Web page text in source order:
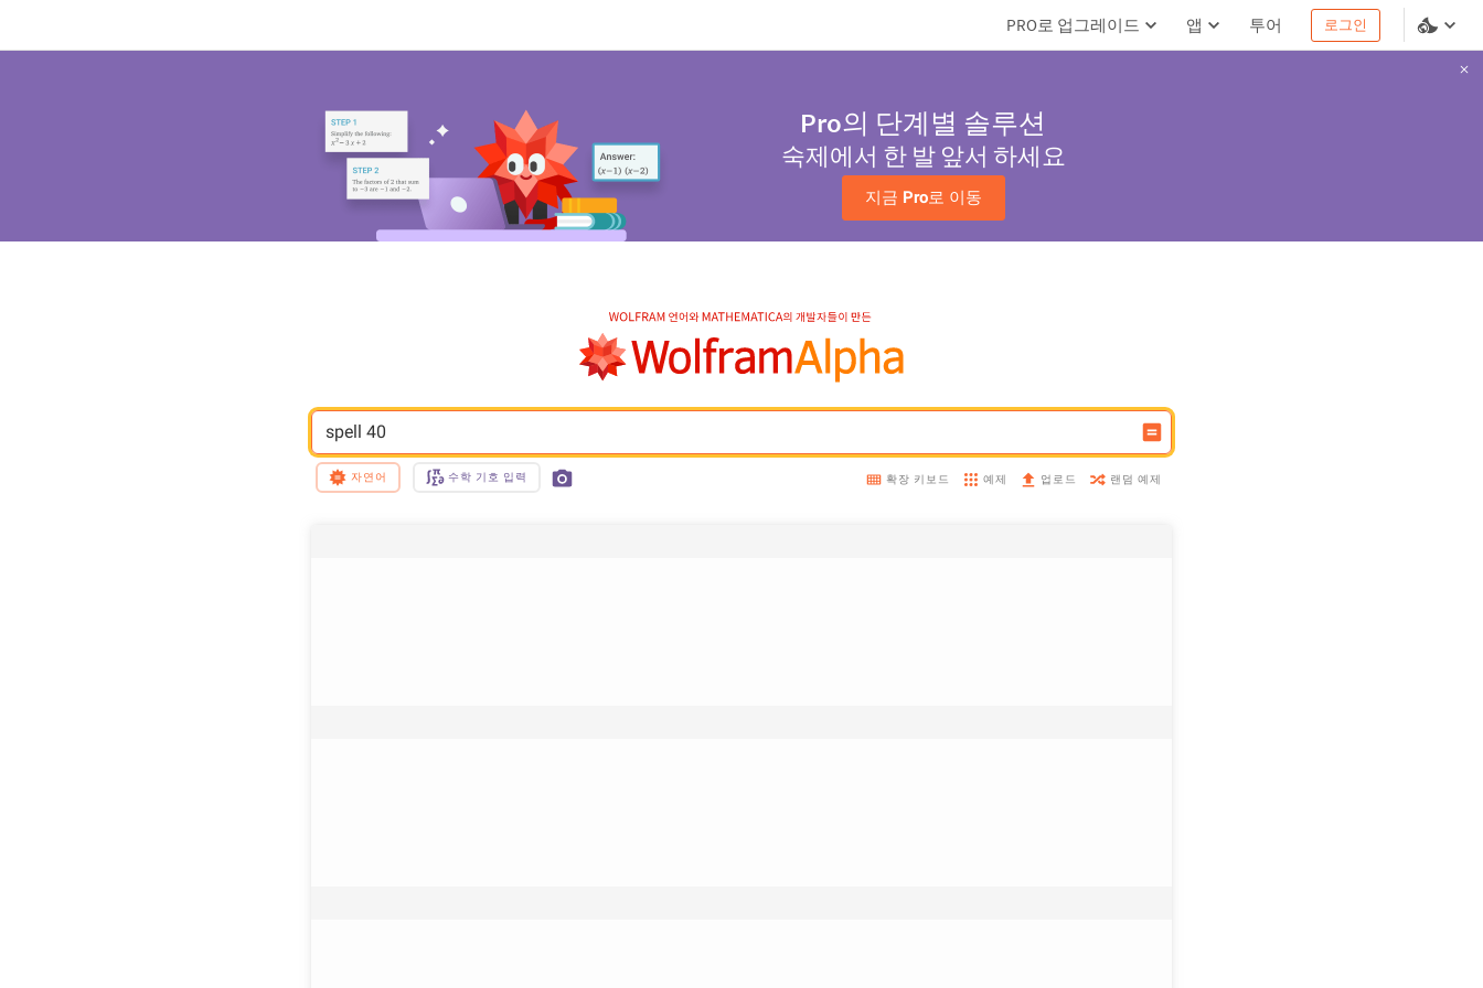
PRO로 업그레이드 앱 투어 로그인
Pro의 단계별 솔루션
숙제에서 한 발 앞서 하세요
지금 Pro로 이동
spell 40
자연어 수학 기호 입력 확장 키보드 예제 업로드 랜덤 예제